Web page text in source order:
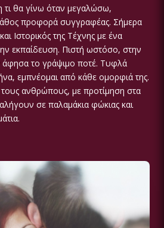
τι θα γίνω όταν μεγαλώσω,
προφορά συγγραφέας. Σήμερα
Ιστορικός της Τέχνης με ένα
εκπαίδευση. Πιστή ωστόσο, στην
το γράψιμο ποτέ. Τυφλά
εμπνέομαι από κάθε ομορφιά της.
τους ανθρώπους, με προτίμηση στα
σε παλαμάκια φώκιας και